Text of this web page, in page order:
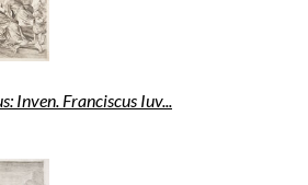
Inven. Franciscus Iuv...